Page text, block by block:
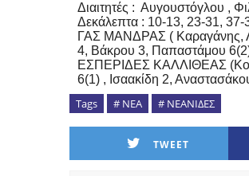
Διαιτητές : Αυγουστόγλου ,
Δεκάλεπτα : 10-13, 23-31, 37-
ΓΑΣ ΜΑΝΔΡΑΣ ( Καραγάνης,
4, Βάκρου 3, Παπαστάμου
ΕΣΠΕΡΙΔΕΣ ΚΑΛΛΙΘΕΑΣ
6(1) , Ισαακίδη 2,
Tags # ΝΕΑ # ΝΕΑΝΙΔΕΣ
TWEET